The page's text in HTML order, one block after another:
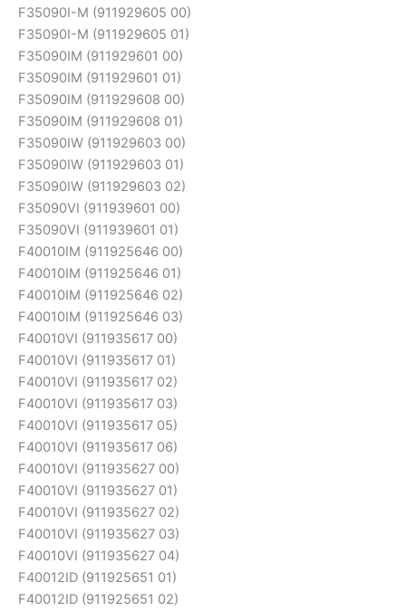
F35090I-M (911929605 00)
F35090I-M (911929605 01)
F35090IM (911929601 00)
F35090IM (911929601 01)
F35090IM (911929608 00)
F35090IM (911929608 01)
F35090IW (911929603 00)
F35090IW (911929603 01)
F35090IW (911929603 02)
F35090VI (911939601 00)
F35090VI (911939601 01)
F40010IM (911925646 00)
F40010IM (911925646 01)
F40010IM (911925646 02)
F40010IM (911925646 03)
F40010VI (911935617 00)
F40010VI (911935617 01)
F40010VI (911935617 02)
F40010VI (911935617 03)
F40010VI (911935617 05)
F40010VI (911935617 06)
F40010VI (911935627 00)
F40010VI (911935627 01)
F40010VI (911935627 02)
F40010VI (911935627 03)
F40010VI (911935627 04)
F40012ID (911925651 01)
F40012ID (911925651 02)